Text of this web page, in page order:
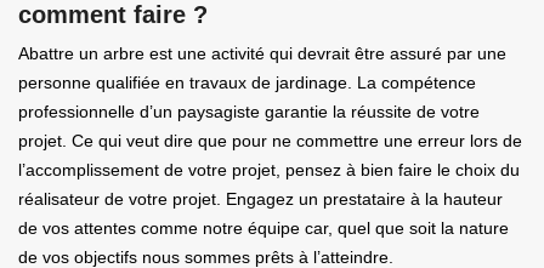
comment faire ?
Abattre un arbre est une activité qui devrait être assuré par une
personne qualifiée en travaux de jardinage. La compétence
professionnelle d’un paysagiste garantie la réussite de votre
projet. Ce qui veut dire que pour ne commettre une erreur lors de
l’accomplissement de votre projet, pensez à bien faire le choix du
réalisateur de votre projet. Engagez un prestataire à la hauteur
de vos attentes comme notre équipe car, quel que soit la nature
de vos objectifs nous sommes prêts à l’atteindre.